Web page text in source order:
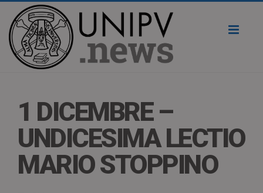
1 DICEMBRE –
UNDICESIMA LECTIO
MARIO STOPPINO